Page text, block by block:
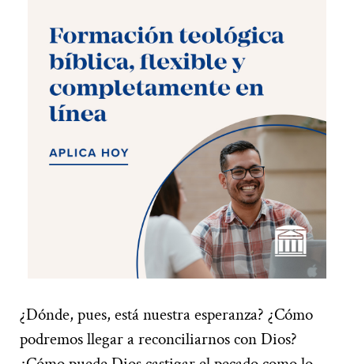
¿Dónde, pues, está nuestra esperanza? ¿Cómo
podremos llegar a reconciliarnos con Dios?